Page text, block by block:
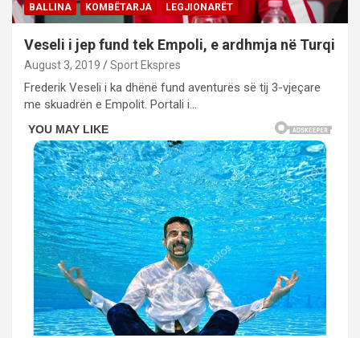
BALLINA KOMBËTARJA LEGJIONARËT
Veseli i jep fund tek Empoli, e ardhmja në Turqi
August 3, 2019 Sport Ekspres
Frederik Veseli i ka dhënë fund aventurës së tij 3-vjeçare
me skuadrën e Empolit. Portali i…